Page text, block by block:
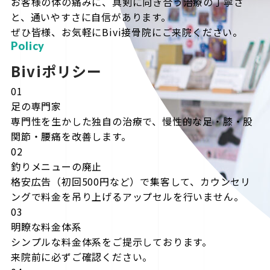
と、通いやすさに自信があります。
ぜひ皆様、お気軽にBivi接骨院にご来院ください。
Policy
Biviポリシー
01
足の専門家
専門性を生かした独自の治療で、慢性的な足・膝・股
関節・腰痛を改善します。
02
釣りメニューの廃止
格安広告（初回500円など）で集客して、カウンセリ
ングで料金を吊り上げるアップセルを行いません。
03
明瞭な料金体系
シンプルな料金体系をご提示しております。
来院前に必ずご確認ください。